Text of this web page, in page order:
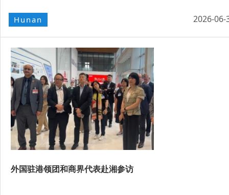
Hunan 2026-06-
外国驻港领团和商界代表赴湘参访